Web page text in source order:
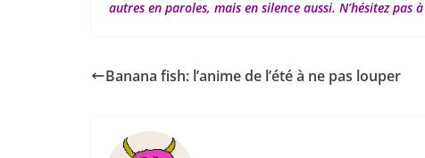
autres en paroles, mais en silence aussi. N’hésitez pas
Banana fish: l’anime de l’été à ne pas louper